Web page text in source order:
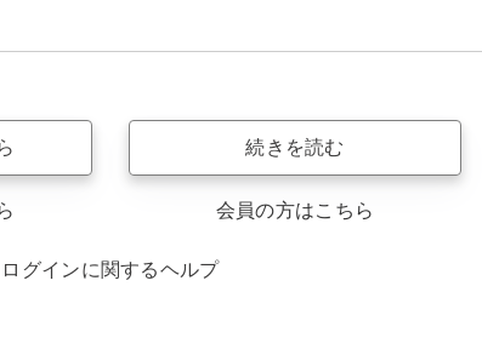
続きを読む
会員の方はこちら
ログインに関するヘルプ